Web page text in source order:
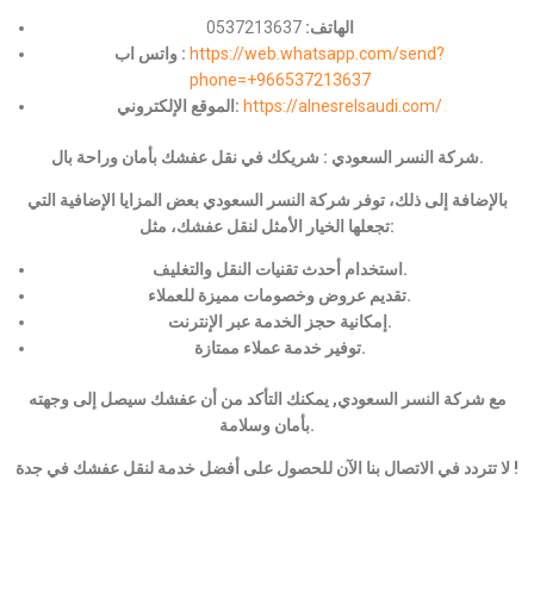
الهاتف: 0537213637
واتس اب : https://web.whatsapp.com/send?
phone=+966537213637
الموقع الإلكتروني: https://alnesrelsaudi.com/
شركة النسر السعودي : شريكك في نقل عفشك بأمان وراحة بال.
بالإضافة إلى ذلك، توفر شركة النسر السعودي بعض المزايا الإضافية التي
تجعلها الخيار الأمثل لنقل عفشك، مثل:
استخدام أحدث تقنيات النقل والتغليف.
تقديم عروض وخصومات مميزة للعملاء.
إمكانية حجز الخدمة عبر الإنترنت.
توفير خدمة عملاء ممتازة.
مع شركة النسر السعودي, يمكنك التأكد من أن عفشك سيصل إلى وجهته
بأمان وسلامة.
لا تتردد في الاتصال بنا الآن للحصول على أفضل خدمة لنقل عفشك في جدة !